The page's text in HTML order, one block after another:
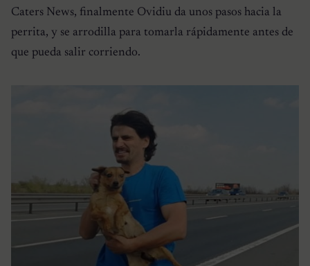
Caters News, finalmente Ovidiu da unos pasos hacia la
perrita, y se arrodilla para tomarla rápidamente antes de
que pueda salir corriendo.